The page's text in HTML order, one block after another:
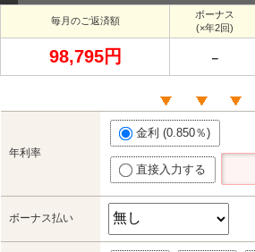
毎月のご返済額
ボーナス
(×年2回)
98,795円 －
年利率
金利 (0.850％)
直接入力する
ボーナス払い